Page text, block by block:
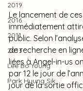
2019
2016
2011
2013
Lee Bo Young
Park Hyung Sik
Le lancement de
immédiatement
public. Selon
de recherche en
liées à Angel-in-us
par 12 le jour de
jour de la sortie